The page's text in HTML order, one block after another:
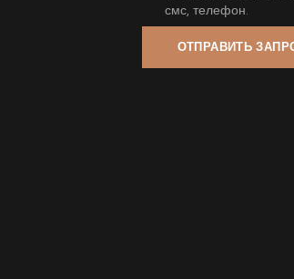
смс, телефон.